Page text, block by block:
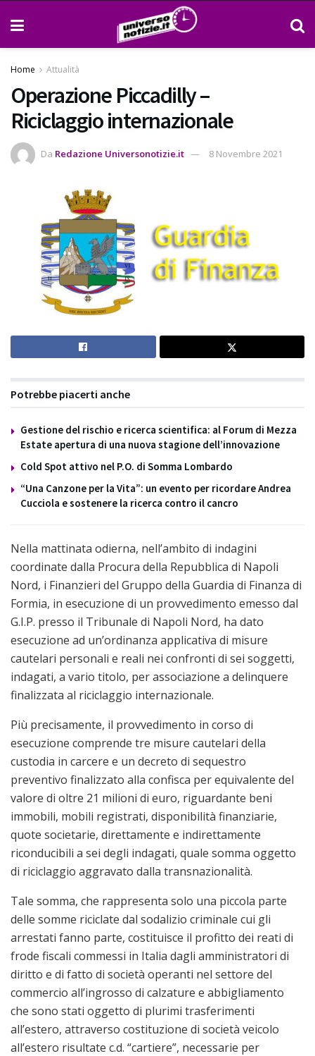
Home Attualità
Operazione Piccadilly –
Riciclaggio internazionale
Da Redazione Universonotizie.it 8 Novembre 2021
Potrebbe piacerti anche
Gestione del rischio e ricerca scientifica: al Forum di Mezza
Estate apertura di una nuova stagione dell’innovazione
Cold Spot attivo nel P.O. di Somma Lombardo
“Una Canzone per la Vita”: un evento per ricordare Andrea
Cucciola e sostenere la ricerca contro il cancro
Nella mattinata odierna, nell’ambito di indagini
coordinate dalla Procura della Repubblica di Napoli
Nord, i Finanzieri del Gruppo della Guardia di Finanza di
Formia, in esecuzione di un provvedimento emesso dal
G.I.P. presso il Tribunale di Napoli Nord, ha dato
esecuzione ad un’ordinanza applicativa di misure
cautelari personali e reali nei confronti di sei soggetti,
indagati, a vario titolo, per associazione a delinquere
finalizzata al riciclaggio internazionale.
Più precisamente, il provvedimento in corso di
esecuzione comprende tre misure cautelari della
custodia in carcere e un decreto di sequestro
preventivo finalizzato alla confisca per equivalente del
valore di oltre 21 milioni di euro, riguardante beni
immobili, mobili registrati, disponibilità finanziarie,
quote societarie, direttamente e indirettamente
riconducibili a sei degli indagati, quale somma oggetto
di riciclaggio aggravato dalla transnazionalità.
Tale somma, che rappresenta solo una piccola parte
delle somme riciclate dal sodalizio criminale cui gli
arrestati fanno parte, costituisce il profitto dei reati di
frode fiscali commessi in Italia dagli amministratori di
diritto e di fatto di società operanti nel settore del
commercio all’ingrosso di calzature e abbigliamento
che sono stati oggetto di plurimi trasferimenti
all’estero, attraverso costituzione di società veicolo
all’estero risultate c.d. “cartiere”, necessarie per